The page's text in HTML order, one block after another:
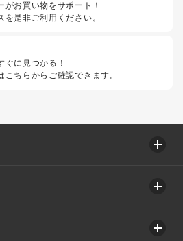
がお買い物をサポート！
を是非ご利用ください。
ぐに見つかる！
こちらからご確認できます。